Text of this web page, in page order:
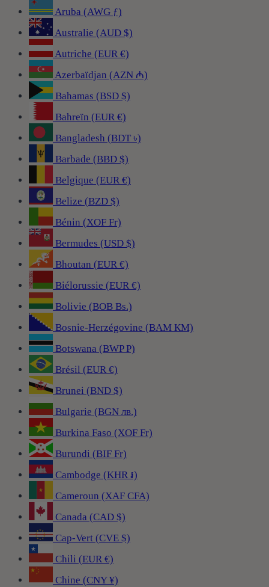
Aruba (AWG ƒ)
Australie (AUD $)
Autriche (EUR €)
Azerbaïdjan (AZN ₼)
Bahamas (BSD $)
Bahreïn (EUR €)
Bangladesh (BDT ৳)
Barbade (BBD $)
Belgique (EUR €)
Belize (BZD $)
Bénin (XOF Fr)
Bermudes (USD $)
Bhoutan (EUR €)
Biélorussie (EUR €)
Bolivie (BOB Bs.)
Bosnie-Herzégovine (BAM КМ)
Botswana (BWP P)
Brésil (EUR €)
Brunei (BND $)
Bulgarie (BGN лв.)
Burkina Faso (XOF Fr)
Burundi (BIF Fr)
Cambodge (KHR ៛)
Cameroun (XAF CFA)
Canada (CAD $)
Cap-Vert (CVE $)
Chili (EUR €)
Chine (CNY ¥)